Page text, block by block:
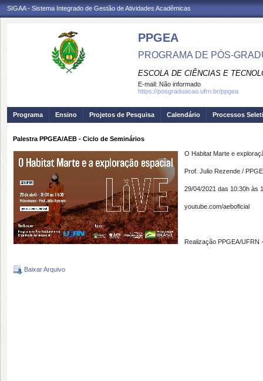
SIGAA - Sistema Integrado de Gestão de Atividades Acadêmicas
PPGEA
PROGRAMA DE PÓS-
ESCOLA DE CIÊNCIAS E
E-mail: Não informado
https://posgraduacao.ufrn.br/ppgea
Programa Ensino Projetos de Pesquisa Calendário Processos
Palestra PPGEA/AEB - Ciclo de Seminários
O Habitat Marte e
Prof. Julio Rezende /
29/04/2021 das 10:30h às
youtube.com/aeboficial
Realização PPGEA/UFRN
Baixar Arquivo